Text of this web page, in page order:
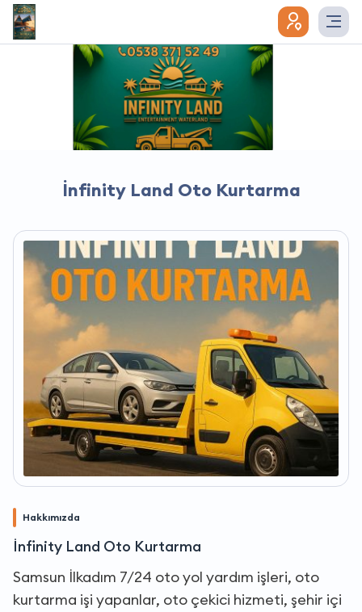
İnfinity Land Oto Kurtarma
Hakkımızda
İnfinity Land Oto Kurtarma
Samsun İlkadım 7/24 oto yol yardım işleri, oto
kurtarma işi yapanlar, oto çekici hizmeti, şehir içi